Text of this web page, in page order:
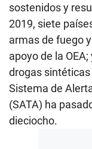
sostenidos y
2019, siete
armas de fuego
apoyo de la
drogas sintéticas
Sistema de
(SATA) ha
dieciocho.